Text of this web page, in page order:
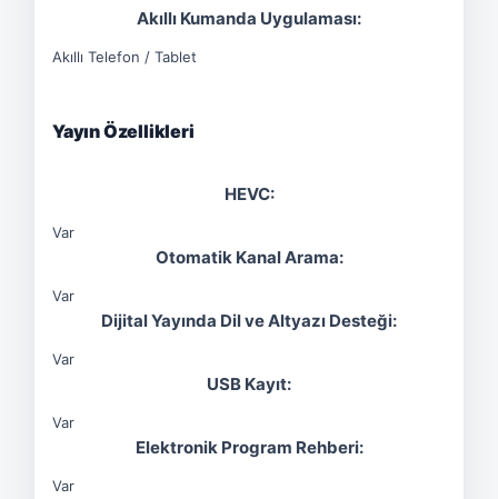
Akıllı Kumanda Uygulaması:
Akıllı Telefon / Tablet
Yayın Özellikleri
HEVC:
Var
Otomatik Kanal Arama:
Var
Dijital Yayında Dil ve Altyazı Desteği:
Var
USB Kayıt:
Var
Elektronik Program Rehberi:
Var